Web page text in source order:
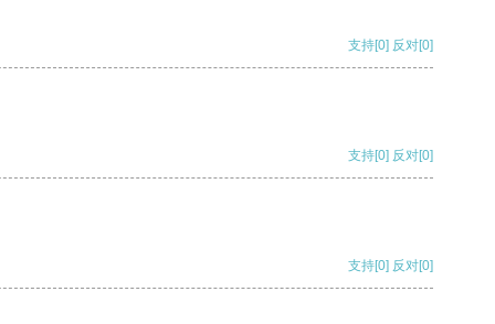
支持[0] 反对[0]
支持[0] 反对[0]
支持[0] 反对[0]